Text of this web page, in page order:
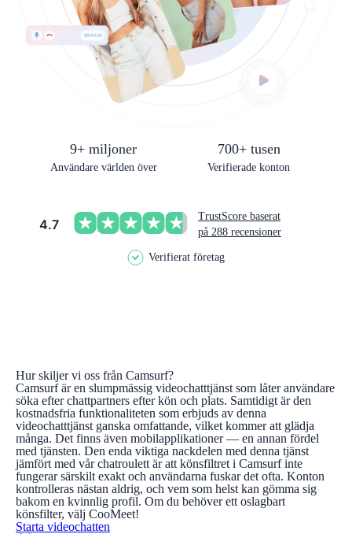
9+ miljoner
Användare världen över
700+ tusen
Verifierade konton
4.7
TrustScore baserat
på 288 recensioner
Verifierat företag
Hur skiljer vi oss från Camsurf?
Camsurf är en slumpmässig videochatttjänst som låter användare
söka efter chattpartners efter kön och plats. Samtidigt är den
kostnadsfria funktionaliteten som erbjuds av denna
videochatttjänst ganska omfattande, vilket kommer att glädja
många. Det finns även mobilapplikationer — en annan fördel
med tjänsten. Den enda viktiga nackdelen med denna tjänst
jämfört med vår chatroulett är att könsfiltret i Camsurf inte
fungerar särskilt exakt och användarna fuskar det ofta. Konton
kontrolleras nästan aldrig, och vem som helst kan gömma sig
bakom en kvinnlig profil. Om du behöver ett oslagbart
könsfilter, välj CooMeet!
Starta videochatten